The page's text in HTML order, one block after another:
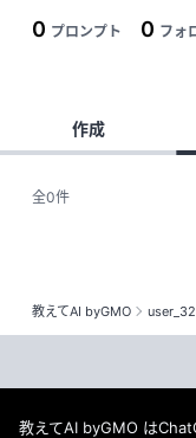
教えてAI byGMO
0 プロンプト 0 フォ
作成
全0件
教えてAI byGMO は